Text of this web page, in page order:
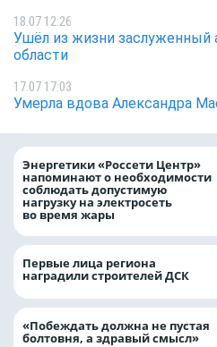
18.07 12:26
Ушёл из жизни заслуженный
области
17.07 17:03
Умерла вдова Александра
Энергетики «Россети Центр»
напоминают о необходимости
соблюдать допустимую
нагрузку на электросеть
во время жары
Первые лица региона
наградили строителей ДСК
«Побеждать должна не пустая
болтовня, а здравый смысл»